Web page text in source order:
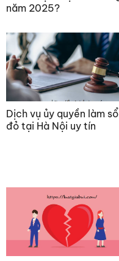
năm 2025?
Dịch vụ ủy quyền làm sổ
đỏ tại Hà Nội uy tín